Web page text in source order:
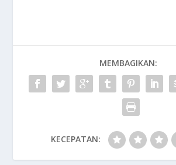
MEMBAGIKAN:
KECEPATAN: